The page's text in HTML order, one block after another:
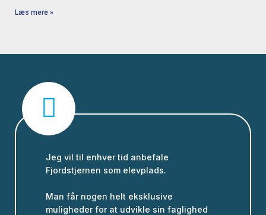
Læs mere »
Jeg vil til enhver tid anbefale
Fjordstjernen som elevplads.
Man får nogen helt eksklusive
muligheder for at udvikle sin faglighed